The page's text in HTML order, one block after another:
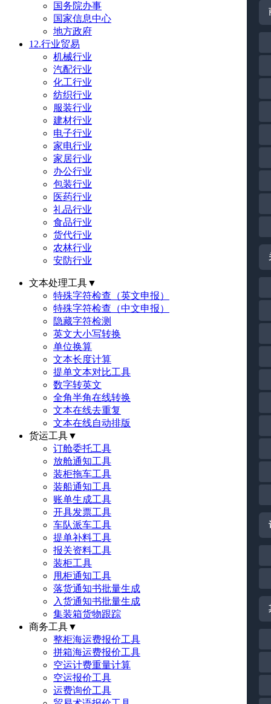
国务院办事
国家信息中心
地方政府
12.行业贸易
机械行业
汽配行业
化工行业
纺织行业
服装行业
建材行业
电子行业
家电行业
家居行业
办公行业
包装行业
医药行业
礼品行业
食品行业
货代行业
农林行业
安防行业
文本处理工具▼
特殊字符检查（英文申报）
特殊字符检查（中文申报）
隐藏字符检测
英文大小写转换
单位换算
文本长度计算
提单文本对比工具
数字转英文
全角半角在线转换
文本在线去重复
文本在线自动排版
货运工具▼
订舱委托工具
放舱通知工具
装柜拖车工具
装船通知工具
账单生成工具
开具发票工具
车队派车工具
提单补料工具
报关资料工具
装柜工具
甩柜通知工具
落货通知书批量生成
入货通知书批量生成
集装箱货物跟踪
商务工具▼
整柜海运费报价工具
拼箱海运费报价工具
空运计费重量计算
空运报价工具
运费询价工具